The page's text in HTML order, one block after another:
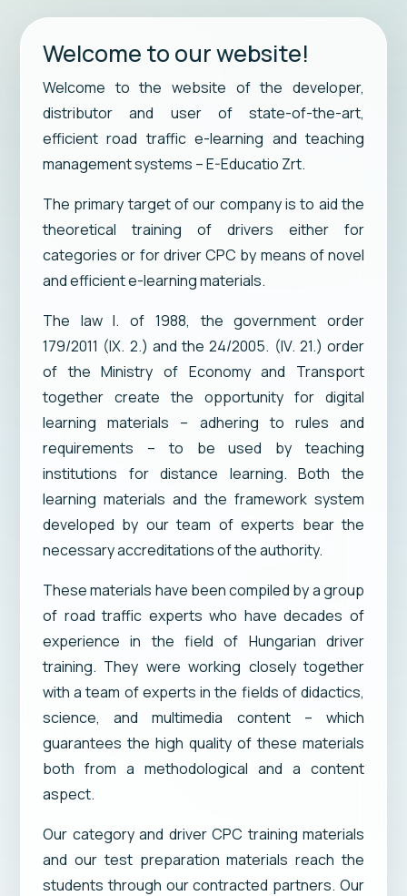
Welcome to our website!
Welcome to the website of the developer,
distributor and user of state-of-the-art,
efficient road traffic e-learning and teaching
management systems – E-Educatio Zrt.
The primary target of our company is to aid the
theoretical training of drivers either for
categories or for driver CPC by means of novel
and efficient e-learning materials.
The law I. of 1988, the government order
179/2011 (IX. 2.) and the 24/2005. (IV. 21.) order
of the Ministry of Economy and Transport
together create the opportunity for digital
learning materials – adhering to rules and
requirements – to be used by teaching
institutions for distance learning. Both the
learning materials and the framework system
developed by our team of experts bear the
necessary accreditations of the authority.
These materials have been compiled by a group
of road traffic experts who have decades of
experience in the field of Hungarian driver
training. They were working closely together
with a team of experts in the fields of didactics,
science, and multimedia content – which
guarantees the high quality of these materials
both from a methodological and a content
aspect.
Our category and driver CPC training materials
and our test preparation materials reach the
students through our contracted partners. Our